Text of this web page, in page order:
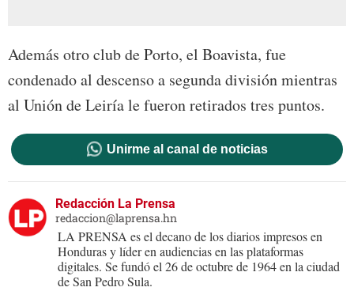
Además otro club de Porto, el Boavista, fue
condenado al descenso a segunda división mientras
al Unión de Leiría le fueron retirados tres puntos.
Unirme al canal de noticias
Redacción La Prensa
redaccion@laprensa.hn
LA PRENSA es el decano de los diarios impresos en
Honduras y líder en audiencias en las plataformas
digitales. Se fundó el 26 de octubre de 1964 en la ciudad
de San Pedro Sula.